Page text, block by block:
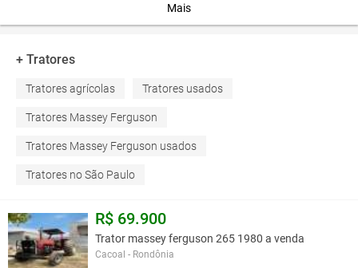
entregamos todo brasil frete por conta da loja
Você assume toda a responsabilidade pela cotação deste item. Você acha que
Mais
+ Tratores
Tratores agrícolas Tratores usados
Tratores Massey Ferguson
Tratores Massey Ferguson usados
Tratores no São Paulo
R$ 69.900
Trator massey ferguson 265 1980 a venda
Cacoal - Rondônia